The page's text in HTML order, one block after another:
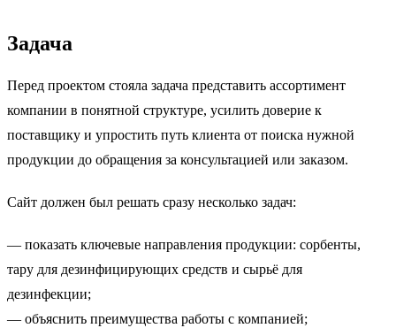
Задача
Перед проектом стояла задача представить ассортимент
компании в понятной структуре, усилить доверие к
поставщику и упростить путь клиента от поиска нужной
продукции до обращения за консультацией или заказом.
Сайт должен был решать сразу несколько задач:
— показать ключевые направления продукции: сорбенты,
тару для дезинфицирующих средств и сырьё для
дезинфекции;
— объяснить преимущества работы с компанией;